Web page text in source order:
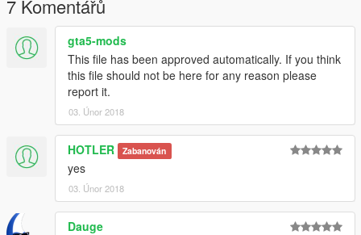
7 Komentářů
gta5-mods
This file has been approved automatically. If you think
this file should not be here for any reason please
report it.
03. Únor 2018
HOTLER Zabanován
yes
03. Únor 2018
Dauge